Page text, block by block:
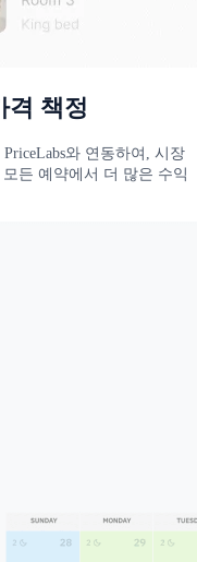
격 책정
와 연동하여, 시장
든 예약에서 더 많은 수익